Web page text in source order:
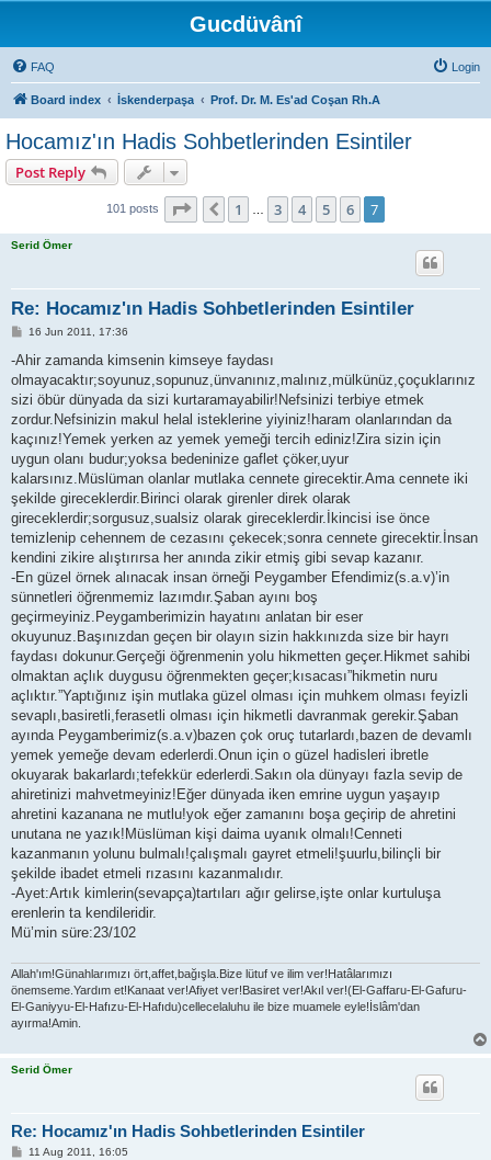
Gucdüvânî
FAQ Login
Board index İskenderpaşa Prof. Dr. M. Es'ad Coşan Rh.A
Hocamız'ın Hadis Sohbetlerinden Esintiler
Post Reply
101 posts Page of7
Previous
1 3 4 5 6 7
Serid Ömer
Re: Hocamız'ın Hadis Sohbetlerinden Esintiler
P
s
16 Jun 2011, 17:36
-Ahir zamanda kimsenin kimseye faydası
olmayacaktır;soyunuz,sopunuz,ünvanınız,malınız,mülkünüz,çoçuklarınız
sizi öbür dünyada da sizi kurtaramayabilir!Nefsinizi terbiye etmek
zordur.Nefsinizin makul helal isteklerine yiyiniz!haram olanlarından da
kaçınız!Yemek yerken az yemek yemeği tercih ediniz!Zira sizin için
uygun olanı budur;yoksa bedeninize gaflet çöker,uyur
kalarsınız.Müslüman olanlar mutlaka cennete girecektir.Ama cennete iki
şekilde gireceklerdir.Birinci olarak girenler direk olarak
gireceklerdir;sorgusuz,sualsiz olarak gireceklerdir.İkincisi ise önce
temizlenip cehennem de cezasını çekecek;sonra cennete girecektir.İnsan
kendini zikire alıştırırsa her anında zikir etmiş gibi sevap kazanır.
-En güzel örnek alınacak insan örneği Peygamber Efendimiz(s.a.v)’in
sünnetleri öğrenmemiz lazımdır.Şaban ayını boş
geçirmeyiniz.Peygamberimizin hayatını anlatan bir eser
okuyunuz.Başınızdan geçen bir olayın sizin hakkınızda size bir hayrı
faydası dokunur.Gerçeği öğrenmenin yolu hikmetten geçer.Hikmet sahibi
olmaktan açlık duygusu öğrenmekten geçer;kısacası”hikmetin nuru
açlıktır.”Yaptığınız işin mutlaka güzel olması için muhkem olması feyizli
sevaplı,basiretli,ferasetli olması için hikmetli davranmak gerekir.Şaban
ayında Peygamberimiz(s.a.v)bazen çok oruç tutarlardı,bazen de devamlı
yemek yemeğe devam ederlerdi.Onun için o güzel hadisleri ibretle
okuyarak bakarlardı;tefekkür ederlerdi.Sakın ola dünyayı fazla sevip de
ahiretinizi mahvetmeyiniz!Eğer dünyada iken emrine uygun yaşayıp
ahretini kazanana ne mutlu!yok eğer zamanını boşa geçirip de ahretini
unutana ne yazık!Müslüman kişi daima uyanık olmalı!Cenneti
kazanmanın yolunu bulmalı!çalışmalı gayret etmeli!şuurlu,bilinçli bir
şekilde ibadet etmeli rızasını kazanmalıdır.
-Ayet:Artık kimlerin(sevapça)tartıları ağır gelirse,işte onlar kurtuluşa
erenlerin ta kendileridir.
Mü’min süre:23/102
Allah'ım!Günahlarımızı ört,affet,bağışla.Bize lütuf ve ilim ver!Hatâlarımızı
önemseme.Yardım et!Kanaat ver!Afiyet ver!Basiret ver!Akıl ver!(El-Gaffaru-El-Gafuru-
El-Ganiyyu-El-Hafızu-El-Hafıdu)cellecelaluhu ile bize muamele eyle!İslâm'dan
ayırma!Amin.
Serid Ömer
Re: Hocamız'ın Hadis Sohbetlerinden Esintiler
P11 Aug 2011, 16:05